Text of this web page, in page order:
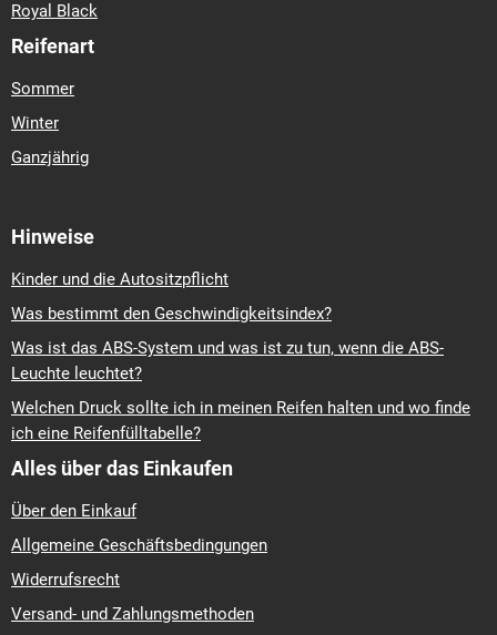
Royal Black
Reifenart
Sommer
Winter
Ganzjährig
Hinweise
Kinder und die Autositzpflicht
Was bestimmt den Geschwindigkeitsindex?
Was ist das ABS-System und was ist zu tun, wenn die ABS-
Leuchte leuchtet?
Welchen Druck sollte ich in meinen Reifen halten und wo finde
ich eine Reifenfülltabelle?
Alles über das Einkaufen
Über den Einkauf
Allgemeine Geschäftsbedingungen
Widerrufsrecht
Versand- und Zahlungsmethoden